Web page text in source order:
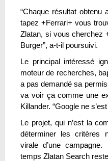
“Chaque résultat
tapez +Ferrari+ vous
Zlatan, si vous cherchez
Burger”, a-t-il poursuivi.
Le principal intéressé
moteur de recherches,
a pas demandé sa
va voir ça comme une
Killander. “Google ne
Le projet, qui n’est la
déterminer les critères
virale d’une campagne.
temps Zlatan Search